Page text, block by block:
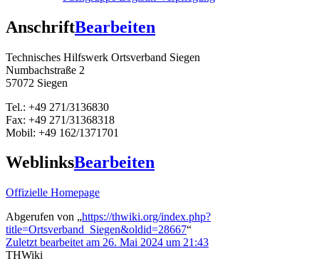
AnschriftBearbeiten
Technisches Hilfswerk Ortsverband Siegen
Numbachstraße 2
57072 Siegen
Tel.: +49 271/3136830
Fax: +49 271/31368318
Mobil: +49 162/1371701
WeblinksBearbeiten
Offizielle Homepage
Abgerufen von „https://thwiki.org/index.php?
title=Ortsverband_Siegen&oldid=28667“
Zuletzt bearbeitet am 26. Mai 2024 um 21:43
THWiki